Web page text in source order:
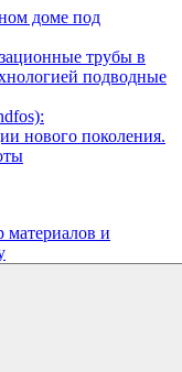
доме под
трубы в
подводные
нового поколения.
и